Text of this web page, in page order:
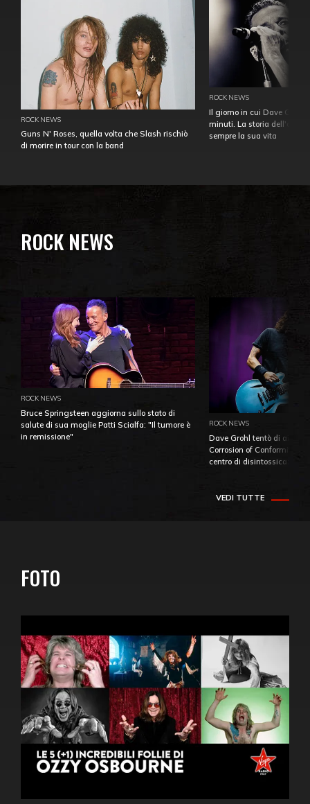
ROCK NEWS
Guns N' Roses, quella volta che Slash rischiò
di morire in tour con la band
ROCK NEWS
Il giorno in cui Dave
minuti. La storia
sempre la sua vita
ROCK NEWS
ROCK NEWS
Bruce Springsteen aggiorna sullo stato di
salute di sua moglie Patti Scialfa: "Il tumore è
in remissione"
ROCK NEWS
Dave Grohl tentò di
Corrosion of Conformity
centro di
VEDI TUTTE
FOTO